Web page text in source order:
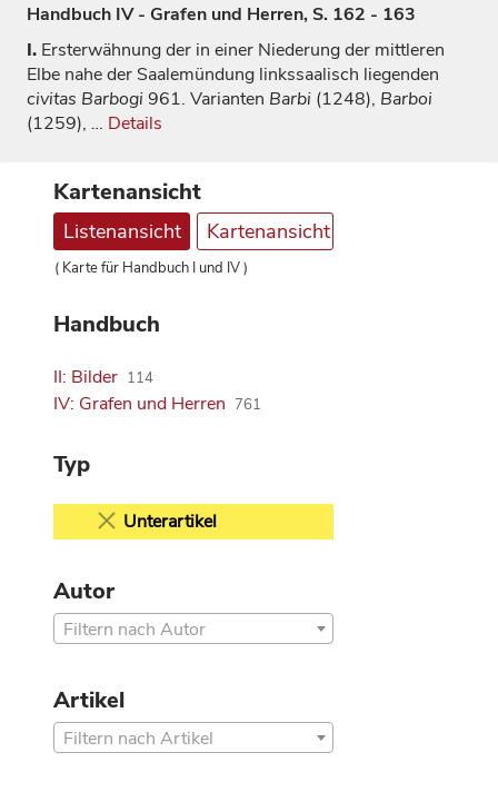
Handbuch IV - Grafen und Herren, S. 162 - 163
I. Ersterwähnung der in einer Niederung der mittleren
Elbe nahe der Saalemündung linkssaalisch liegenden
civitas Barbogi961. Varianten Barbi (1248), Barboi
(1259), … Details
Kartenansicht
Listenansicht Kartenansicht
( Karte für Handbuch I und IV )
Handbuch
II: Bilder 114
IV: Grafen und Herren 761
Typ
Unterartikel
Autor
Filtern nach Autor
Artikel
Filtern nach Artikel